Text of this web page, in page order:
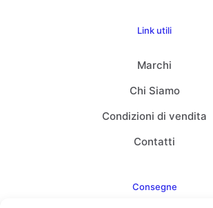
Link utili
Marchi
Chi Siamo
Condizioni di vendita
Contatti
Consegne